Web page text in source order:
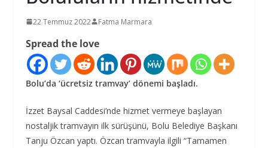
22 Temmuz 2022 Fatma Marmara
Spread the love
Bolu’da ‘ücretsiz tramvay’ dönemi başladı.
İzzet Baysal Caddesi’nde hizmet vermeye başlayan
nostaljik tramvayın ilk sürüşünü, Bolu Belediye Başkanı
Tanju Özcan yaptı. Özcan tramvayla ilgili “Tamamen